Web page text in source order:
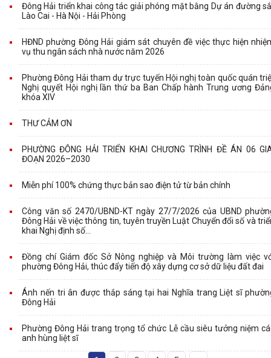
Đông Hải triển khai công tác giải phóng mặt bằng Dự án đường
Lào Cai - Hà Nội - Hải Phòng
HĐND phường Đông Hải giám sát chuyên đề việc thực hiện
vụ thu ngân sách nhà nước năm 2026
Phường Đông Hải tham dự trực tuyến Hội nghị toàn quốc quán
Nghị quyết Hội nghị lần thứ ba Ban Chấp hành Trung ương
khóa XIV
THƯ CẢM ƠN
PHƯỜNG ĐÔNG HẢI TRIỂN KHAI CHƯƠNG TRÌNH ĐỀ ÁN 06
ĐOẠN 2026–2030
Miễn phí 100% chứng thực bản sao điện tử từ bản chính
Công văn số 2470/UBND-KT ngày 27/7/2026 của UBND
Đông Hải về việc thông tin, tuyên truyền Luật Chuyển đổi số và
khai Nghị định số...
Đồng chí Giám đốc Sở Nông nghiệp và Môi trường làm việc
phường Đông Hải, thúc đẩy tiến độ xây dựng cơ sở dữ liệu đất đai
Ánh nến tri ân được thắp sáng tại hai Nghĩa trang Liệt sĩ
Đông Hải
Phường Đông Hải trang trọng tổ chức Lễ cầu siêu tưởng niệm
anh hùng liệt sĩ